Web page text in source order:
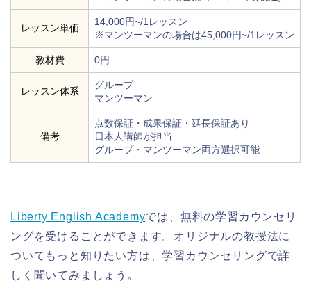
レッスン単価
14,000円~/1レッスン
※マンツーマンの場合は45,000円~/1レッスン
教材費 0円
レッスン体系
グループ
マンツーマン
備考
点数保証・成果保証・延長保証あり
日本人講師が担当
グループ・マンツーマン両方選択可能
Liberty English Academyでは、無料の学習カウンセリ
ングを受けることができます。オリジナルの教授法に
ついてもっと知りたい方は、学習カウンセリングで詳
しく聞いてみましょう。